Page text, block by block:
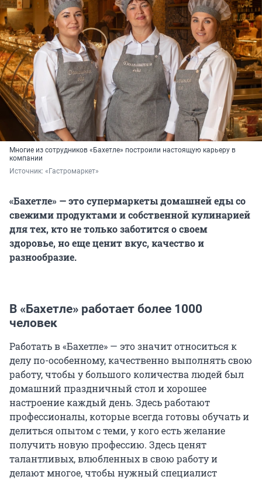
Многие из сотрудников «Бахетле» построили настоящую карьеру в
компании
Источник: «Гастромаркет»
«Бахетле» — это супермаркеты домашней еды со
свежими продуктами и собственной кулинарией
для тех, кто не только заботится о своем
здоровье, но еще ценит вкус, качество и
разнообразие.
В «Бахетле» работает более 1000
человек
Работать в «Бахетле» — это значит относиться к
делу по-особенному, качественно выполнять свою
работу, чтобы у большого количества людей был
домашний праздничный стол и хорошее
настроение каждый день. Здесь работают
профессионалы, которые всегда готовы обучать и
делиться опытом с теми, у кого есть желание
получить новую профессию. Здесь ценят
талантливых, влюбленных в свою работу и
делают многое, чтобы нужный специалист